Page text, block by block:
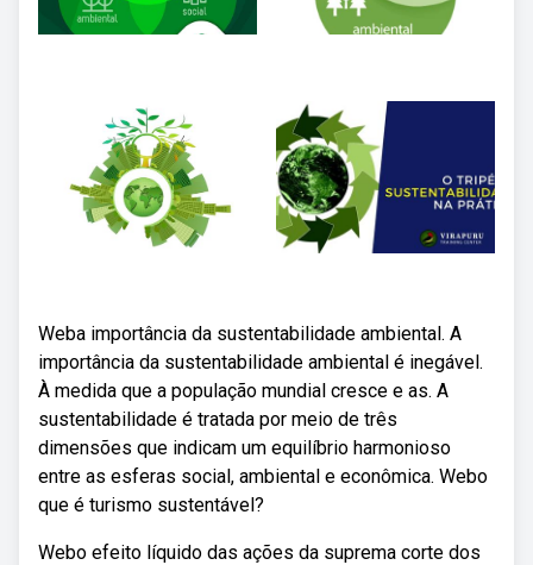
Weba importância da sustentabilidade ambiental. A
importância da sustentabilidade ambiental é inegável.
À medida que a população mundial cresce e as. A
sustentabilidade é tratada por meio de três
dimensões que indicam um equilíbrio harmonioso
entre as esferas social, ambiental e econômica. Webo
que é turismo sustentável?
Webo efeito líquido das ações da suprema corte dos